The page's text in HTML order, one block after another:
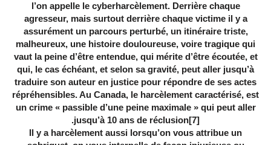
l’on appelle le cyberharcèlement. Derrière chaque
agresseur, mais surtout derrière chaque victime il y a
assurément un parcours perturbé, un itinéraire triste,
malheureux, une histoire douloureuse, voire tragique qui
vaut la peine d’être entendue, qui mérite d’être écoutée, et
qui, le cas échéant, et selon sa gravité, peut aller jusqu’à
traduire son auteur en justice pour répondre de ses actes
répréhensibles. Au Canada, le harcèlement caractérisé, est
un crime « passible d’une peine maximale » qui peut aller
jusqu’à 10 ans de réclusion[7]
.
Il y a harcèlement aussi lorsqu’on vous attribue un